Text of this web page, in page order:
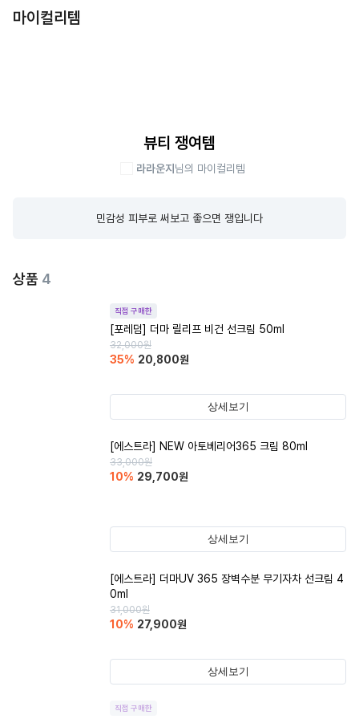
마이컬리템
뷰티 쟁여템
라라운지 님의 마이컬리템
민감성 피부로 써보고 좋으면 쟁입니다
상품 4
직접 구매한
[포레덤] 더마 릴리프 비건 선크림 50ml
32,000원
35% 20,800원
상세보기
[에스트라] NEW 아토베리어365 크림 80ml
33,000원
10% 29,700원
상세보기
[에스트라] 더마UV 365 장벽수분 무기자차 선크림 4
0ml
31,000원
10% 27,900원
상세보기
직접 구매한